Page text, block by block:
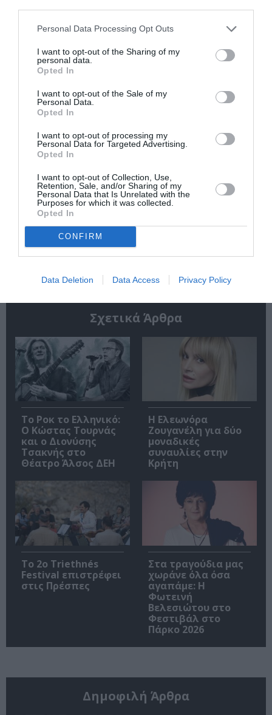
Personal Data Processing Opt Outs
I want to opt-out of the Sharing of my
personal data.
Opted In
I want to opt-out of the Sale of my
Personal Data.
Opted In
I want to opt-out of processing my
Personal Data for Targeted Advertising.
Opted In
I want to opt-out of Collection, Use,
Retention, Sale, and/or Sharing of my
Personal Data that Is Unrelated with the
Purposes for which it was collected.
Opted In
CONFIRM
Data Deletion Data Access Privacy Policy
Νέοι Διαγωνισμοί❯
Tags
ΣΥΝΑΥΛΙΕΣ 2022
Newsletter
Κάθε βδομάδα στο e-mail σας τα τελευταία νέα για
Ακολουθήστε το Culturenow.gr
Σχετικά Άρθρα
Το Ροκ το Ελληνικό:
Ο Κώστας Τουρνάς
και ο Διονύσης
Τσακνής στο
Θέατρο Άλσος ΔΕΗ
Η Ελεωνόρα
Ζουγανέλη για δύο
μοναδικές
συναυλίες στην
Κρήτη
Το 2ο Triethnés
Festival επιστρέφει
στις Πρέσπες
Στα τραγούδια μας
χωράνε όλα όσα
αγαπάμε: Η
Φωτεινή
Βελεσιώτου στο
Φεστιβάλ στο
Πάρκο 2026
Δημοφιλή Άρθρα